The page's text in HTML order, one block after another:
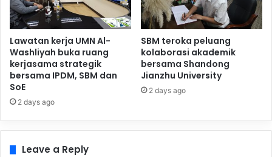
Lawatan kerja UMN Al-
Washliyah buka ruang
kerjasama strategik
bersama IPDM, SBM dan
SoE
2 days ago
SBM teroka peluang
kolaborasi akademik
bersama Shandong
Jianzhu University
2 days ago
Leave a Reply